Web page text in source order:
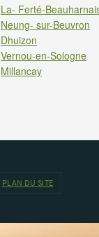
La- Ferté-
Neung- sur-Beuvron
Dhuizon
Vernou-en-Sologne
Millancay
PLAN DU SITE